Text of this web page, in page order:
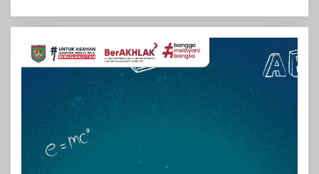
Pemutar
Video